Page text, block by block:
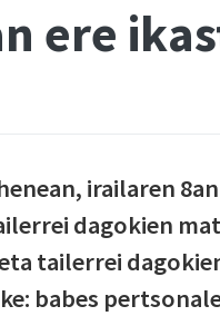
ere
irailaren
dagokien
tailerrei
babes